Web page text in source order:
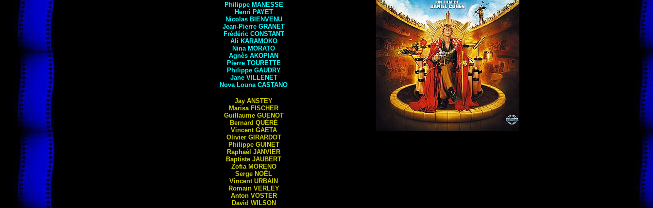
Philippe MANESSE
Henri PAYET
Nicolas BIENVENU
Jean-Pierre GRANET
Frédéric CONSTANT
Ali KARAMOKO
Nina MORATO
Agnès AKOPIAN
Pierre TOURETTE
Philippe GAUDRY
Jane VILLENET
Nova Louna CASTANO
Jay ANSTEY
Marisa FISCHER
Guillaume GUENOT
Bernard QUÉRÉ
Vincent GAETA
Olivier GIRARDOT
Philippe GUINET
Raphaél JANVIER
Baptiste JAUBERT
Zofia MORENO
Serge NOËL
Vincent URBAIN
Romain VERLEY
Anton VOSTER
David WILSON